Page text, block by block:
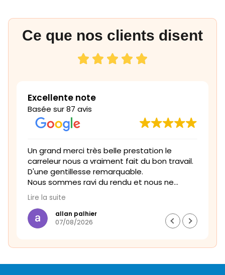
Excellente note
Basée sur 87 avis
Un grand merci très belle prestation le
carreleur nous a vraiment fait du bon travail.
D'une gentillesse remarquable.
Nous sommes ravi du rendu et nous ne
manquerons pas de refaire appel à vous.
Lire la suite
allan palhier
07/08/2026
Ce que nos clients disent